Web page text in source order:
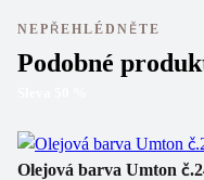
NEPŘEHLÉDNĚTE
Podobné
Olejová barva Umton